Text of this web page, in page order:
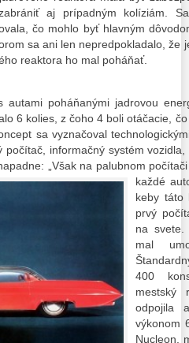
aj prípadným kolíziám.
čo mohlo byť hlavným
sa ani len nepredpokladalo, že
reaktora ho mal poháňať.
poháňanými jadrovou
6 kolies, z čoho 4 boli otáčacie,
sa vyznačoval
počítač, informačný systém
„Však na palubnom
každé
keby táto
prvý
na svete.
mal
400
mestský
odpojila
výkonom
Nucleon,